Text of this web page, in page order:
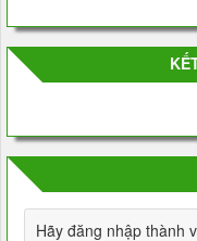
Hãy đăng nhập thành